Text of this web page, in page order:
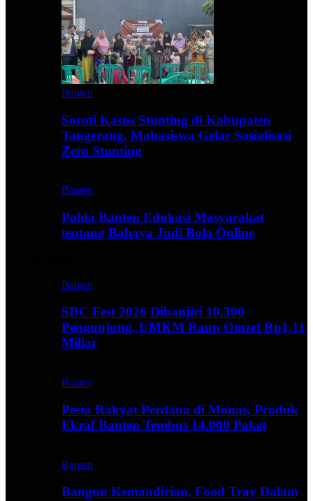
Banten
Soroti Kasus Stunting di Kabupaten
Tangerang, Mahasiswa Gelar Sosialisasi
Zero Stunting
Banten
Polda Banten Edukasi Masyarakat
tentang Bahaya Judi Bola Online
Banten
SDC Fest 2026 Dibanjiri 10.300
Pengunjung, UMKM Raup Omzet Rp1,11
Miliar
Banten
Pesta Rakyat Perdana di Monas, Produk
Ekraf Banten Tembus 14.000 Paket
Banten
Bangun Kemandirian, Food Tray Dalam